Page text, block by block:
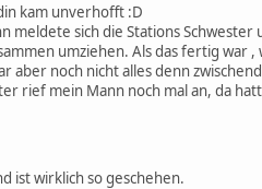
kam unverhofft :D
sich die Stations
umziehen. Als das fertig war
noch nicht alles denn
rief mein Mann noch mal an, da
ist wirklich so geschehen.